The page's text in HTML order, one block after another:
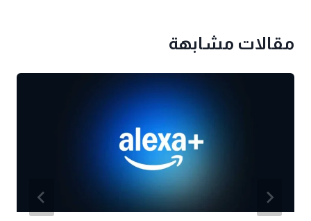
مقالات مشابهة